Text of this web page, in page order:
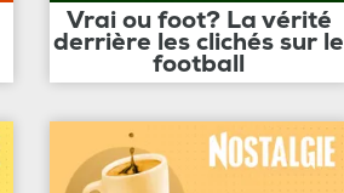
Vrai ou foot? La vérité
derrière les clichés sur le
football